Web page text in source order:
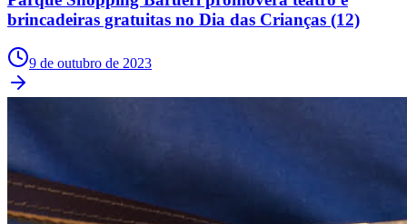
Athletico-PR
brincadeiras gratuitas no Dia das Crianças (12)
9 de outubro de 2023